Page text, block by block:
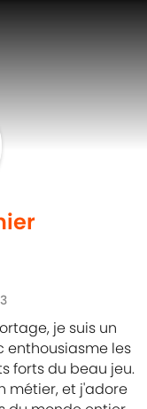
je suis un
enthousiasme les
forts du beau jeu.
métier, et j'adore